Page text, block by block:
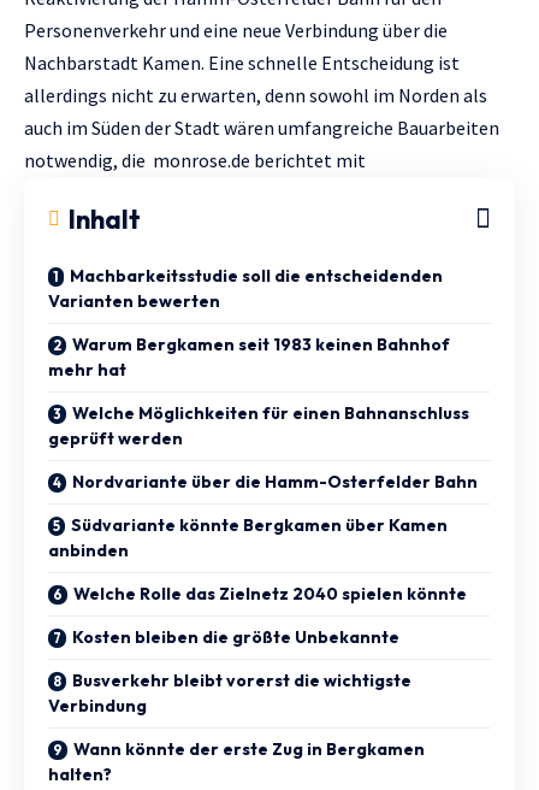
Personenverkehr und eine neue Verbindung über die
Nachbarstadt Kamen. Eine schnelle Entscheidung ist
allerdings nicht zu erwarten, denn sowohl im Norden als
auch im Süden der Stadt wären umfangreiche Bauarbeiten
notwendig, die monrose.de berichtet mit
Inhalt
Machbarkeitsstudie soll die entscheidenden
Varianten bewerten
Warum Bergkamen seit 1983 keinen Bahnhof
mehr hat
Welche Möglichkeiten für einen Bahnanschluss
geprüft werden
Nordvariante über die Hamm-Osterfelder Bahn
Südvariante könnte Bergkamen über Kamen
anbinden
Welche Rolle das Zielnetz 2040 spielen könnte
Kosten bleiben die größte Unbekannte
Busverkehr bleibt vorerst die wichtigste
Verbindung
Wann könnte der erste Zug in Bergkamen
halten?